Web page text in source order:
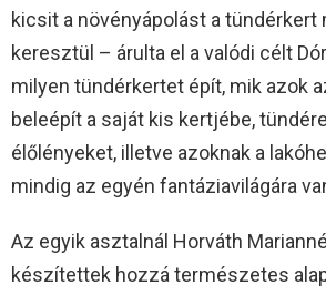
kicsit a növényápolást a tündérkert
keresztül – árulta el a valódi célt
milyen tündérkertet épít, mik azok
beleépít a saját kis kertjébe,
élőlényeket, illetve azoknak a
mindig az egyén fantáziavilágára
Az egyik asztalnál Horváth
készítettek hozzá természetes